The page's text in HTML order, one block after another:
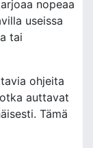
nopeaa
useissa
tai
ohjeita
auttavat
Tämä